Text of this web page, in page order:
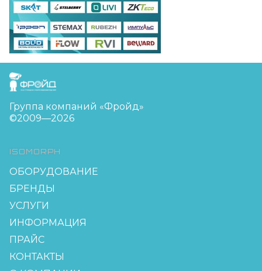
FreudGroup
Группа компаний «Фройд»
©2009—2026
ISOMORPH
ОБОРУДОВАНИЕ
БРЕНДЫ
УСЛУГИ
ИНФОРМАЦИЯ
ПРАЙС
КОНТАКТЫ